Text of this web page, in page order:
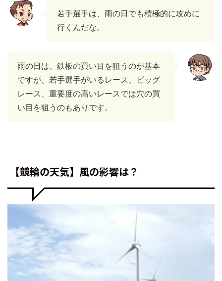
若手選手は、雨の日でも積極的に攻めに
行くんだな。
雨の日は、鉄板の買い目を狙うのが基本
ですが、若手選手がいるレース、ビッグ
レース、重要度の高いレースでは穴の買
い目を狙うのもありです。
【競輪の天気】風の影響は？